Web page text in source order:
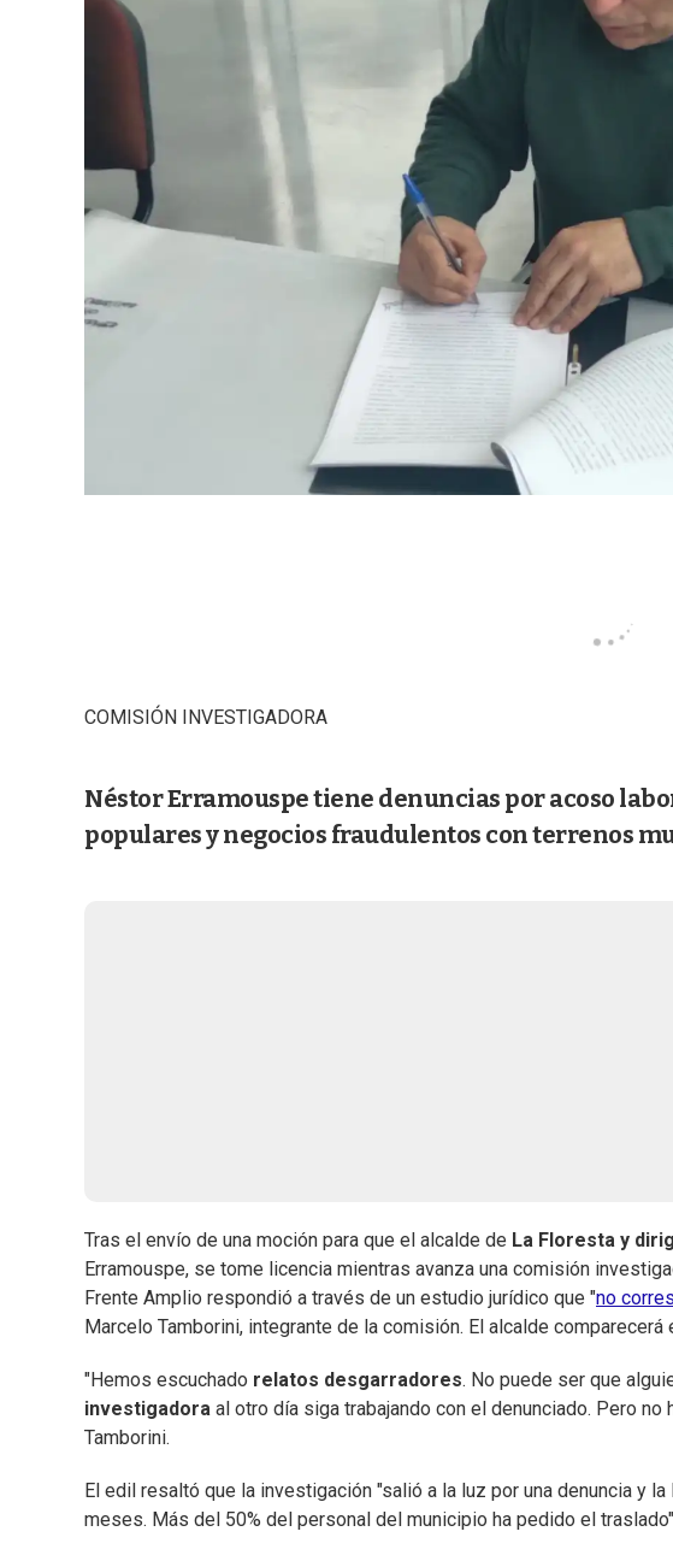
COMISIÓN INVESTIGADORA
Néstor Erramouspe tiene denuncias por acoso
populares y negocios fraudulentos con terrenos
Tras el envío de una moción para que el alcalde de La Floresta y
Erramouspe, se tome licencia mientras avanza una comisión
Frente Amplio respondió a través de un estudio jurídico que "no
Marcelo Tamborini, integrante de la comisión. El alcalde
"Hemos escuchado relatos desgarradores. No puede ser que
investigadora al otro día siga trabajando con el denunciado. Pero
Tamborini.
El edil resaltó que la investigación "salió a la luz por una denuncia y
meses. Más del 50% del personal del municipio ha pedido el